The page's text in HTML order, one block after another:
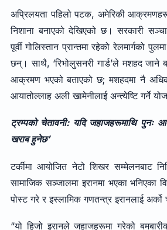
अप्रिलयता पहिलो पटक, अमेरिकी
निशाना बनाएको देखिएको छ। सरकारी
पूर्वी गोलिस्तान प्रान्तमा रहेको रेलमार्गको
छन्। साथै, ‘रिभोलुसनरी गार्ड’ले मशहद जाने
आक्रमण भएको बताएको छ; मशहदमा नै
आयातोल्लाह अली खामेनीलाई अन्त्येष्टि गर्ने
ट्रम्पको चेतावनी: यदि जहाजहरूमाथि पुनः
खराब हुनेछ’
टर्कीमा आयोजित नेटो शिखर सम्मेलनबाट
सामाजिक सञ्जालमा इरानमा भएका भनिएका
पोस्ट गरे र इस्लामिक गणतन्त्र इरानलाई अर्को
“यो हिजो इरानले जहाजहरूमा गरेको